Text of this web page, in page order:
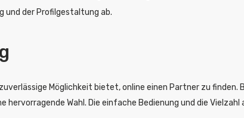
und der Profilgestaltung ab.
Möglichkeit bietet, online einen Partner zu finden.
Wahl. Die einfache Bedienung und die Vielzahl